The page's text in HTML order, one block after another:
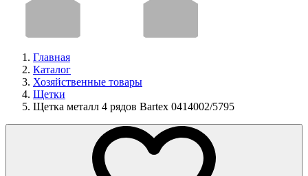
Главная
Каталог
Хозяйственные товары
Щетки
Щетка металл 4 рядов Bartex 0414002/5795